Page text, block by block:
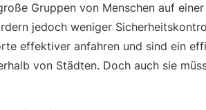
Gruppen von Menschen auf
jedoch weniger
effektiver anfahren und sind ein
von Städten. Doch auch sie